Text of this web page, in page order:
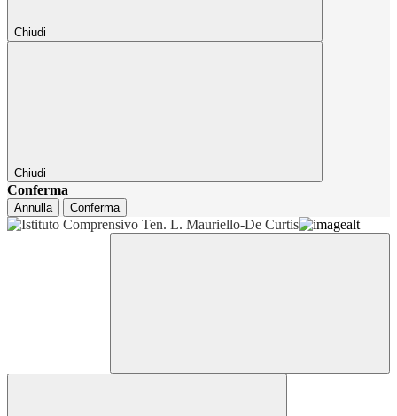
Chiudi
Chiudi
Conferma
Annulla Conferma